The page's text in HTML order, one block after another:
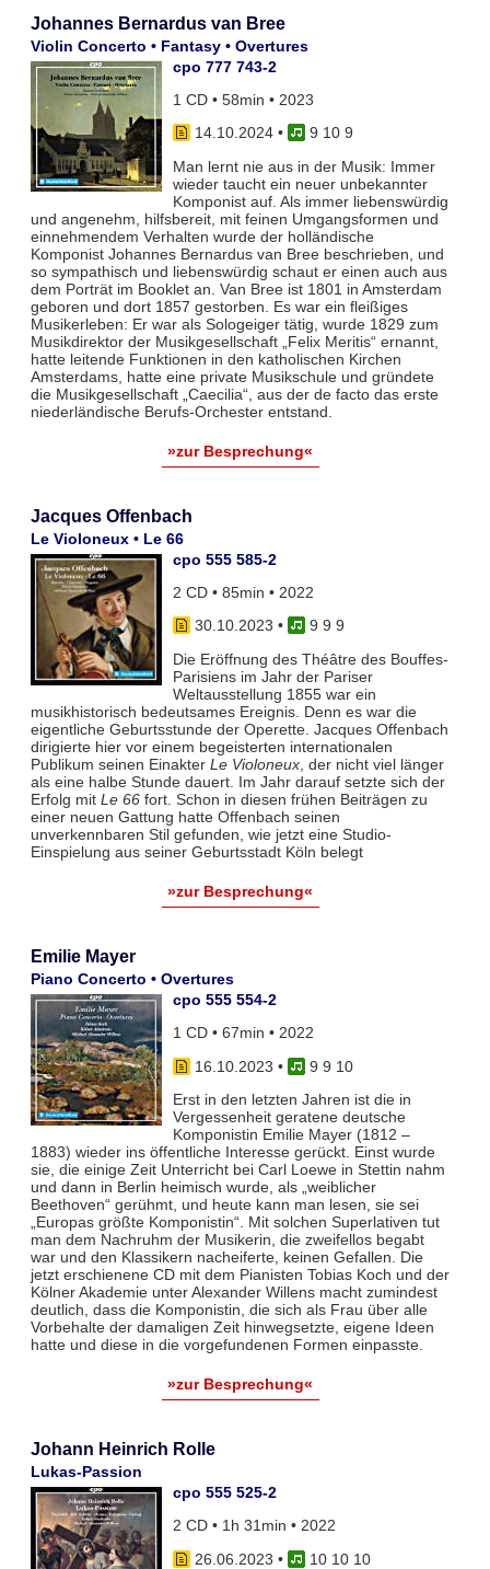
Johannes Bernardus van Bree
Violin Concerto • Fantasy • Overtures
cpo 777 743-2
1 CD • 58min • 2023
14.10.2024•
9 10 9
Man lernt nie aus in der Musik: Immer
wieder taucht ein neuer unbekannter
Komponist auf. Als immer liebenswürdig
und angenehm, hilfsbereit, mit feinen Umgangsformen und
einnehmendem Verhalten wurde der holländische
Komponist Johannes Bernardus van Bree beschrieben, und
so sympathisch und liebenswürdig schaut er einen auch aus
dem Porträt im Booklet an. Van Bree ist 1801 in Amsterdam
geboren und dort 1857 gestorben. Es war ein fleißiges
Musikerleben: Er war als Sologeiger tätig, wurde 1829 zum
Musikdirektor der Musikgesellschaft „Felix Meritis“ ernannt,
hatte leitende Funktionen in den katholischen Kirchen
Amsterdams, hatte eine private Musikschule und gründete
die Musikgesellschaft „Caecilia“, aus der de facto das erste
niederländische Berufs-Orchester entstand.
»zur Besprechung«
Jacques Offenbach
Le Violoneux • Le 66
cpo 555 585-2
2 CD • 85min • 2022
30.10.2023 •
9 9 9
Die Eröffnung des Théâtre des Bouffes-
Parisiens im Jahr der Pariser
Weltausstellung 1855 war ein
musikhistorisch bedeutsames Ereignis. Denn es war die
eigentliche Geburtsstunde der Operette. Jacques Offenbach
dirigierte hier vor einem begeisterten internationalen
Publikum seinen Einakter Le Violoneux, der nicht viel länger
als eine halbe Stunde dauert. Im Jahr darauf setzte sich der
Erfolg mit Le 66fort. Schon in diesen frühen Beiträgen zu
einer neuen Gattung hatte Offenbach seinen
unverkennbaren Stil gefunden, wie jetzt eine Studio-
Einspielung aus seiner Geburtsstadt Köln belegt
»zur Besprechung«
Emilie Mayer
Piano Concerto • Overtures
cpo 555 554-2
1 CD • 67min • 2022
16.10.2023 •
9 9 10
Erst in den letzten Jahren ist die in
Vergessenheit geratene deutsche
Komponistin Emilie Mayer (1812 –
1883) wieder ins öffentliche Interesse gerückt. Einst wurde
sie, die einige Zeit Unterricht bei Carl Loewe in Stettin nahm
und dann in Berlin heimisch wurde, als „weiblicher
Beethoven“ gerühmt, und heute kann man lesen, sie sei
„Europas größte Komponistin“. Mit solchen Superlativen tut
man dem Nachruhm der Musikerin, die zweifellos begabt
war und den Klassikern nacheiferte, keinen Gefallen. Die
jetzt erschienene CD mit dem Pianisten Tobias Koch und der
Kölner Akademie unter Alexander Willens macht zumindest
deutlich, dass die Komponistin, die sich als Frau über alle
Vorbehalte der damaligen Zeit hinwegsetzte, eigene Ideen
hatte und diese in die vorgefundenen Formen einpasste.
»zur Besprechung«
Johann Heinrich Rolle
Lukas-Passion
cpo 555 525-2
2 CD • 1h 31min • 2022
26.06.2023 •
10 10 10